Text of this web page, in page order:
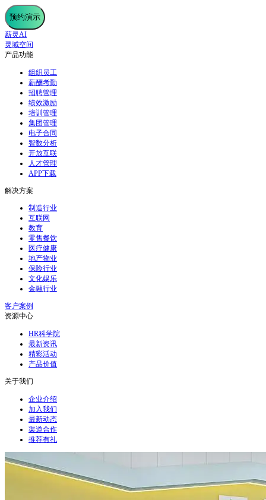
预约演示
薪灵AI
灵域空间
产品功能
组织员工
薪酬考勤
招聘管理
绩效激励
培训管理
集团管理
电子合同
智数分析
开放互联
人才管理
APP下载
解决方案
制造行业
互联网
教育
零售餐饮
医疗健康
地产物业
保险行业
文化娱乐
金融行业
客户案例
资源中心
HR科学院
最新资讯
精彩活动
产品价值
关于我们
企业介绍
加入我们
最新动态
渠道合作
推荐有礼